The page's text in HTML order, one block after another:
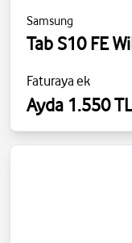
Samsung
Tab S10 FE
Faturaya ek
Ayda 1.550